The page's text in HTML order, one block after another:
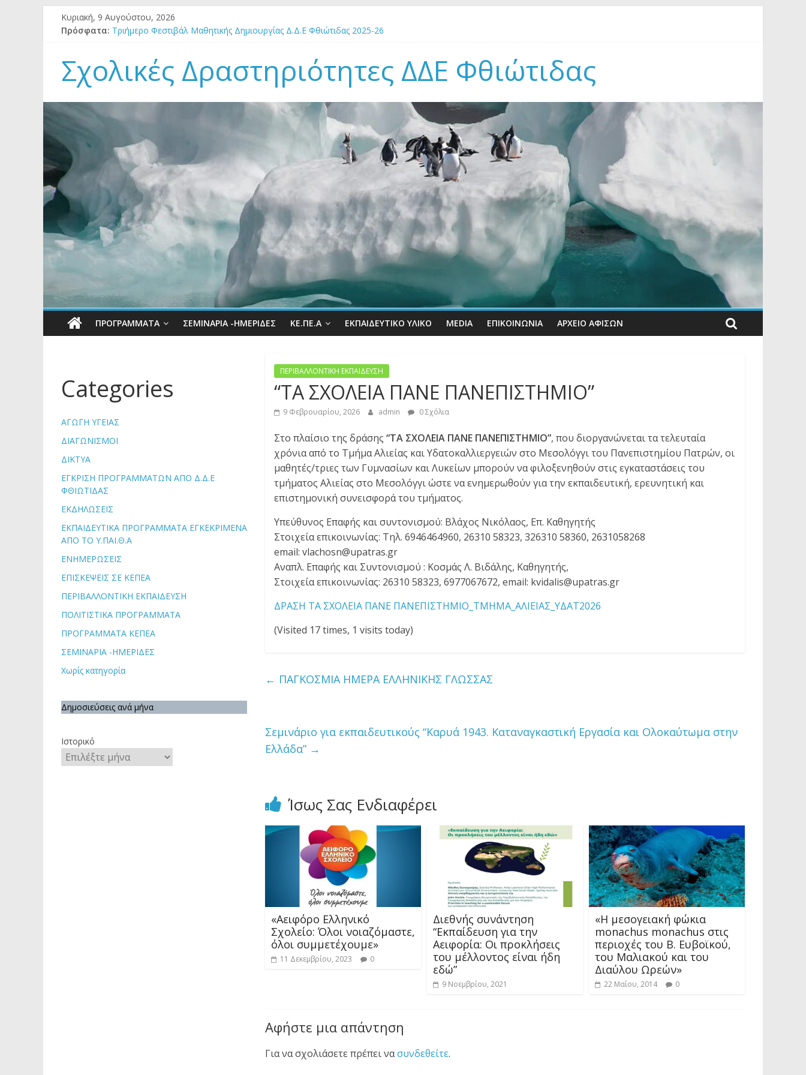
Μετάβαση
Κυριακή, 9 Αυγούστου, 2026
Πρόσφατα: Τριήμερο Φεστιβάλ Μαθητικής Δημιουργίας Δ.Δ.Ε Φθιώτιδας 2025-26
1o Θερινό Σχολείο ΚΕΠΕΑ Φιλιατών Θεσπρωτίας 23-29 Αυγούστου 2026
ΕΚΔΗΛΩΣΕΙΣ ΓΙΑ ΤΗΝ ΠΑΓΚΟΣΜΙΑ ΗΜΕΡΑ ΠΕΡΙΒΑΛΛΟΝΤΟΣ 2-7 ΙΟΥΝΙΟΥ 2026
ΓΙΑ ΤΟ ΦΕΣΤΙΒΑΛ ΜΑΘΗΤΙΚΗΣ ΔΗΜΙΟΥΡΓΙΑΣ 2026 Δ.Δ.Ε ΦΘΙΩΤΙΔΑΣ
Σχολικές Δραστηριότητες ΔΔΕ Φθιώτιδας
ΠΡΟΓΡΆΜΜΑΤΑ ΣΕΜΙΝΑΡΙΑ -ΗΜΕΡΙΔΕΣ ΚΕ.ΠΕ.Α ΕΚΠΑΙΔΕΥΤΙΚΌ ΥΛΙΚΌ MEDIA ΕΠΙΚΟΙΝΩΝΊΑ ΑΡΧΕΙΟ ΑΦΙΣΩΝ
ΠΕΡΙΒΑΛΛΟΝΤΙΚΗ ΕΚΠΑΙΔΕΥΣΗ
“ΤΑ ΣΧΟΛΕΙΑ ΠΑΝΕ ΠΑΝΕΠΙΣΤΗΜΙΟ”
9 Φεβρουαρίου, 2026 admin 0 Σχόλια
Στο πλαίσιο της δράσης “ΤΑ ΣΧΟΛΕΙΑ ΠΑΝΕ ΠΑΝΕΠΙΣΤΗΜΙΟ”, που διοργανώνεται τα τελευταία
χρόνια από το Τμήμα Αλιείας και Υδατοκαλλιεργειών στο Μεσολόγγι του Πανεπιστημίου Πατρών, οι
μαθητές/τριες των Γυμνασίων και Λυκείων μπορούν να φιλοξενηθούν στις εγκαταστάσεις του
τμήματος Αλιείας στο Μεσολόγγι ώστε να ενημερωθούν για την εκπαιδευτική, ερευνητική και
επιστημονική συνεισφορά του τμήματος.
Υπεύθυνος Επαφής και συντονισμού: Βλάχος Νικόλαος, Επ. Καθηγητής
Στοιχεία επικοινωνίας: Τηλ. 6946464960, 26310 58323, 326310 58360, 2631058268
email: vlachosn@upatras.gr
Αναπλ. Επαφής και Συντονισμού : Κοσμάς Λ. Βιδάλης, Καθηγητής,
Στοιχεία επικοινωνίας: 26310 58323, 6977067672, email: kvidalis@upatras.gr
ΔΡΑΣΗ ΤΑ ΣΧΟΛΕΙΑ ΠΑΝΕ ΠΑΝΕΠΙΣΤΗΜΙΟ_ΤΜΗΜΑ_ΑΛΙΕΙΑΣ_ΥΔΑΤ2026
(Visited 17 times, 1 visits today)
← ΠΑΓΚΟΣΜΙΑ ΗΜΕΡΑ ΕΛΛΗΝΙΚΗΣ ΓΛΩΣΣΑΣ
Σεμινάριο για εκπαιδευτικούς “Καρυά 1943. Καταναγκαστική Εργασία και Ολοκαύτωμα στην
Ελλάδα” →
Ίσως Σας Ενδιαφέρει
«Αειφόρο Ελληνικό
Σχολείο: Όλοι νοιαζόμαστε,
όλοι συμμετέχουμε»
11 Δεκεμβρίου, 2023 0
Διεθνής συνάντηση
“Εκπαίδευση για την
Αειφορία: Οι προκλήσεις
του μέλλοντος είναι ήδη
εδώ”
9 Νοεμβρίου, 2021
«Η μεσογειακή φώκια
monachus monachus στις
περιοχές του Β. Ευβοϊκού,
του Μαλιακού και του
Διαύλου Ωρεών»
22 Μαΐου, 2014 0
Αφήστε μια απάντηση
Για να σχολιάσετε πρέπει νασυνδεθείτε.
Categories
ΑΓΩΓΗ ΥΓΕΙΑΣ
ΔΙΑΓΩΝΙΣΜΟΙ
ΔΙΚΤΥΑ
ΕΓΚΡΙΣΗ ΠΡΟΓΡΑΜΜΑΤΩΝ ΑΠΟ Δ.Δ.Ε
ΦΘΙΩΤΙΔΑΣ
ΕΚΔΗΛΩΣΕΙΣ
ΕΚΠΑΙΔΕΥΤΙΚΑ ΠΡΟΓΡΑΜΜΑΤΑ ΕΓΚΕΚΡΙΜΕΝΑ
ΑΠΟ ΤΟ Υ.ΠΑΙ.Θ.Α
ΕΝΗΜΕΡΩΣΕΙΣ
ΕΠΙΣΚΕΨΕΙΣ ΣΕ ΚΕΠΕΑ
ΠΕΡΙΒΑΛΛΟΝΤΙΚΗ ΕΚΠΑΙΔΕΥΣΗ
ΠΟΛΙΤΙΣΤΙΚΑ ΠΡΟΓΡΑΜΜΑΤΑ
ΠΡΟΓΡΑΜΜΑΤΑ ΚΕΠΕΑ
ΣΕΜΙΝΑΡΙΑ -ΗΜΕΡΙΔΕΣ
Χωρίς κατηγορία
Δημοσιεύσεις ανά μήνα
Ιστορικό